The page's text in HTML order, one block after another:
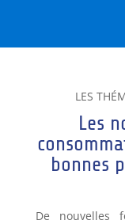
LES
Les
bonnes
De nouvelles